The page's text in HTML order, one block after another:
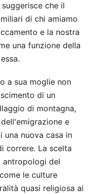
che il
di chi amiamo
e la nostra
una funzione della
a sua moglie non
di un
di montagna,
e
una nuova casa in
correre. La scelta
antropologi del
le culture
quasi religiosa ai